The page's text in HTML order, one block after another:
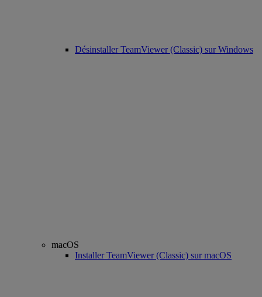
Désinstaller TeamViewer (Classic) sur Windows
macOS
Installer TeamViewer (Classic) sur macOS